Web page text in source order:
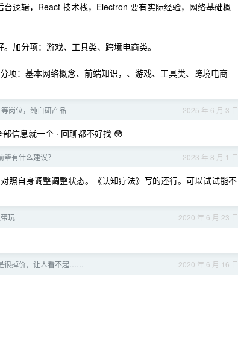
逻辑，React 技术栈，Electron 要有实际经验，网络基础概
加分项：游戏、工具类、跨境电商类。
项：基本网络概念、前端知识，、游戏、工具类、跨境电商
2025 年 6 月 3 日
岗位，纯自研产品
信息就一个 · 回聊都不好找 😳
2023 年 8 月 1 日
有什么建议？
照自身调整调整状态。《认知疗法》写的还行。可以试试能不
2020 年 6 月 23 日
玩
2020 年 6 月 16 日
很掉价，让人看不起……